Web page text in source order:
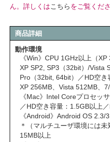
ん。詳しくはこちらをご覧くださ
商品詳細
動作環境
《Win》CPU 1GHz以上（
XP SP2, SP3（32bit）/Vista
Pro（32bit, 64bit）／HD空き
XP 256MB、Vista 512MB、
《Mac》Intel Coreプロセッ
／HD空き容量：1.5GB以上
《Android》Android OS
＊（マルチユーザ環境には
15MB以上